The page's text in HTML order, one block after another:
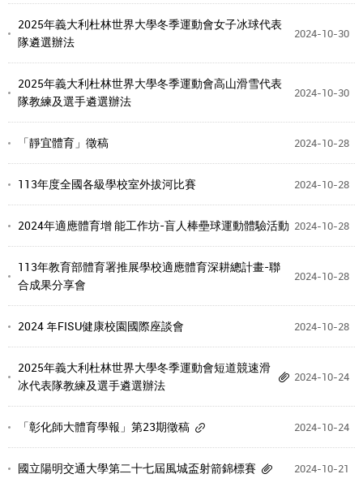
2025年義大利杜林世界大學冬季運動會女子冰球代表
隊遴選辦法
2024-10-30
2025年義大利杜林世界大學冬季運動會高山滑雪代表
隊教練及選手遴選辦法
2024-10-30
「靜宜體育」徵稿 2024-10-28
113年度全國各級學校室外拔河比賽 2024-10-28
2024年適應體育增 能工作坊-盲人棒壘球運動體驗活動 2024-10-28
113年教育部體育署推展學校適應體育深耕總計畫-聯
合成果分享會
2024-10-28
2024 年FISU健康校園國際座談會 2024-10-28
2025年義大利杜林世界大學冬季運動會短道競速滑
冰代表隊教練及選手遴選辦法
2024-10-24
「彰化師大體育學報」第23期徵稿 2024-10-24
國立陽明交通大學第二十七屆風城盃射箭錦標賽 2024-10-21